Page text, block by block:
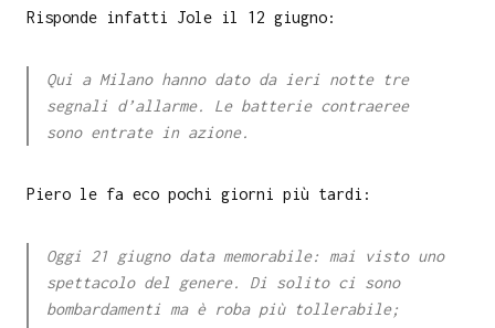
Risponde infatti Jole il 12 giugno:
Qui a Milano hanno dato da ieri notte tre
segnali d’allarme. Le batterie contraeree
sono entrate in azione.
Piero le fa eco pochi giorni più tardi:
Oggi 21 giugno data memorabile: mai visto uno
spettacolo del genere. Di solito ci sono
bombardamenti ma è roba più tollerabile;